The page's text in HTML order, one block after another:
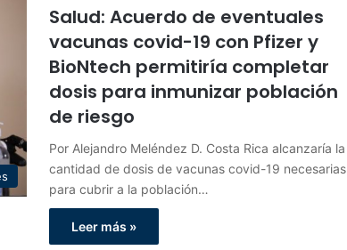
Salud: Acuerdo de eventuales
vacunas covid-19 con Pfizer y
BioNtech permitiría completar
dosis para inmunizar población
de riesgo
Por Alejandro Meléndez D. Costa Rica alcanzaría la
cantidad de dosis de vacunas covid-19 necesarias
para cubrir a la población…
Leer más »